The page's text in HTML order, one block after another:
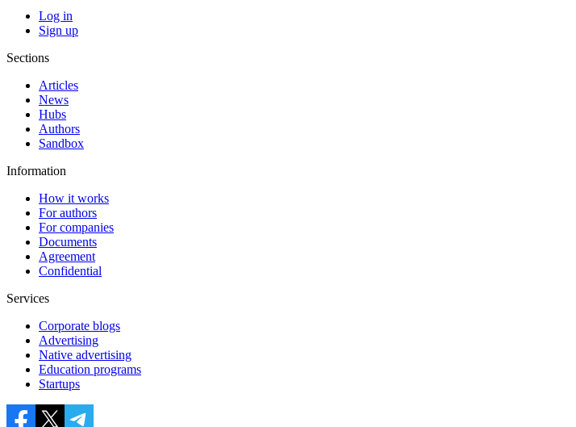
Log in
Sign up
Sections
Articles
News
Hubs
Authors
Sandbox
Information
How it works
For authors
For companies
Documents
Agreement
Confidential
Services
Corporate blogs
Advertising
Native advertising
Education programs
Startups